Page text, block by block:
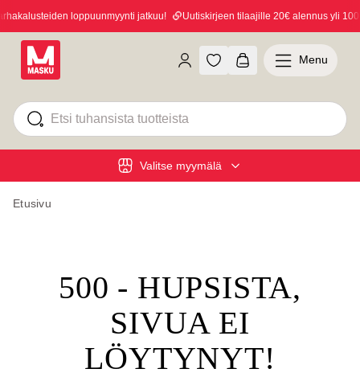
loppuunmyynti jatkuu! Uutiskirjeen tilaajille 20€ alennus yli 100€
Valitse myymälä
Menu
Etusivu
500 - HUPSISTA,
SIVUA EI
LÖYTYNYT!